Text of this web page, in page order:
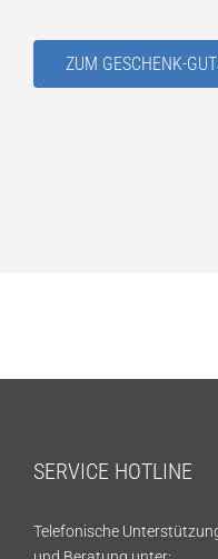
ZUM GESCHENK-
SERVICE HOTLINE
Telefonische